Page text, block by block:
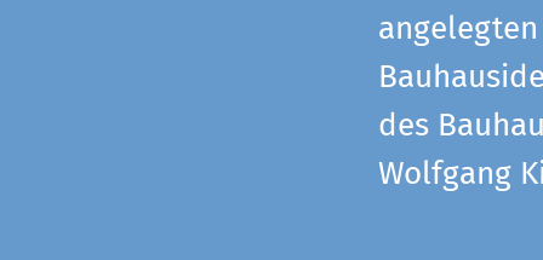
des
Wolfgang